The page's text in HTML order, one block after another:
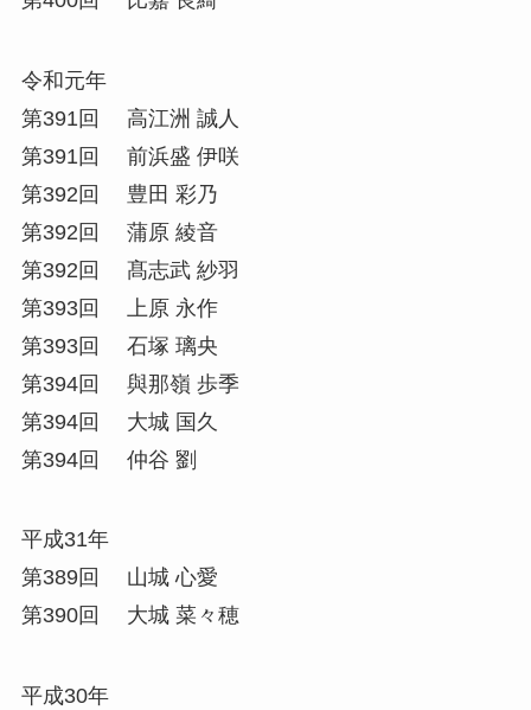
令和元年
第391回 高江洲 誠人
第391回 前浜盛 伊咲
第392回 豊田 彩乃
第392回 蒲原 綾音
第392回 髙志武 紗羽
第393回 上原 永作
第393回 石塚 璃央
第394回 與那嶺 歩季
第394回 大城 国久
第394回 仲谷 劉
平成31年
第389回 山城 心愛
第390回 大城 菜々穂
平成30年